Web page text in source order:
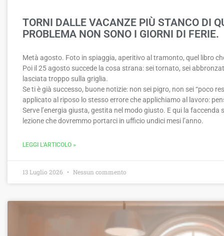
TORNI DALLE VACANZE PIÙ STANCO DI
PROBLEMA NON SONO I GIORNI DI FERIE.
Metà agosto. Foto in spiaggia, aperitivo al tramonto, quel libro
Poi il 25 agosto succede la cosa strana: sei tornato, sei
lasciata troppo sulla griglia.
Se ti è già successo, buone notizie: non sei pigro, non sei “poco
applicato al riposo lo stesso errore che applichiamo al lavoro:
Serve l’energia giusta, gestita nel modo giusto. E qui la
lezione che dovremmo portarci in ufficio undici mesi l’anno.
LEGGI L'ARTICOLO »
13 Luglio 2026 Nessun commento